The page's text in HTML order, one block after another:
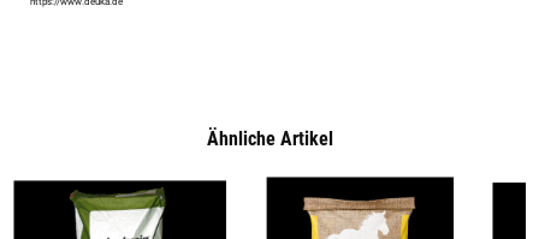
Ähnliche Artikel